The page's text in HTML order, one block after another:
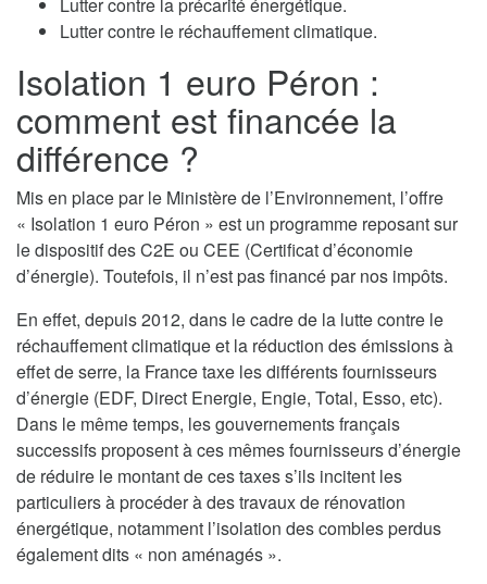
Lutter contre le réchauffement climatique.
Isolation 1 euro Péron :
comment est financée la
différence ?
Mis en place par le Ministère de l’Environnement, l’offre
« Isolation 1 euro Péron » est un programme reposant sur
le dispositif des C2E ou CEE (Certificat d’économie
d’énergie). Toutefois, il n’est pas financé par nos impôts.
En effet, depuis 2012, dans le cadre de la lutte contre le
réchauffement climatique et la réduction des émissions à
effet de serre, la France taxe les différents fournisseurs
d’énergie (EDF, Direct Energie, Engie, Total, Esso, etc).
Dans le même temps, les gouvernements français
successifs proposent à ces mêmes fournisseurs d’énergie
de réduire le montant de ces taxes s’ils incitent les
particuliers à procéder à des travaux de rénovation
énergétique, notamment l’isolation des combles perdus
également dits « non aménagés ».